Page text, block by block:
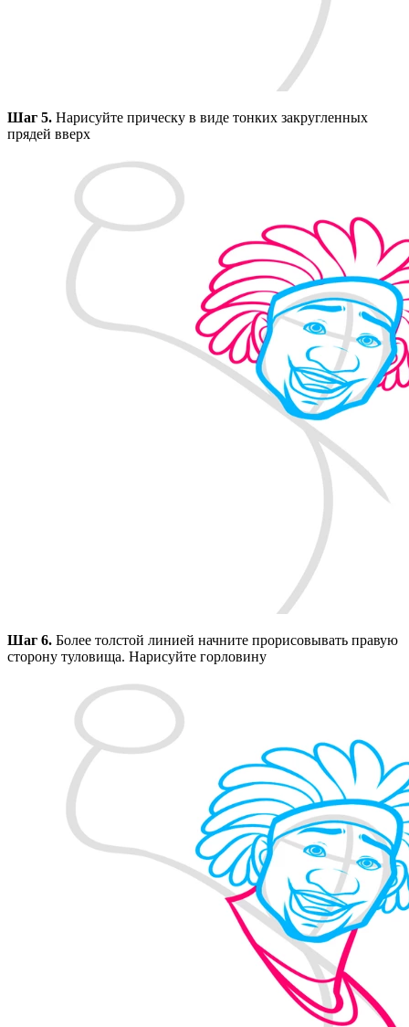
Шаг 5. Нарисуйте прическу в виде тонких закругленных
прядей вверх
Шаг 6. Более толстой линией начните прорисовывать правую
сторону туловища. Нарисуйте горловину